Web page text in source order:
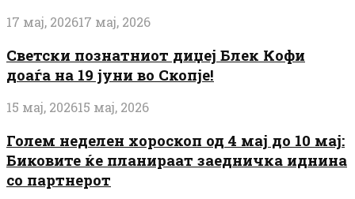
17 мај, 202617 мај, 2026
Светски познатниот диџеј Блек Кофи
доаѓа на 19 јуни во Скопје!
15 мај, 202615 мај, 2026
Голем неделен хороскоп од 4 мај до 10 мај:
Биковите ќе планираат заедничка иднина
со партнерот